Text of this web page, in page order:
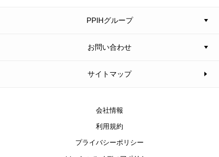
PPIHグループ
お問い合わせ
サイトマップ
会社情報
利用規約
プライバシーポリシー